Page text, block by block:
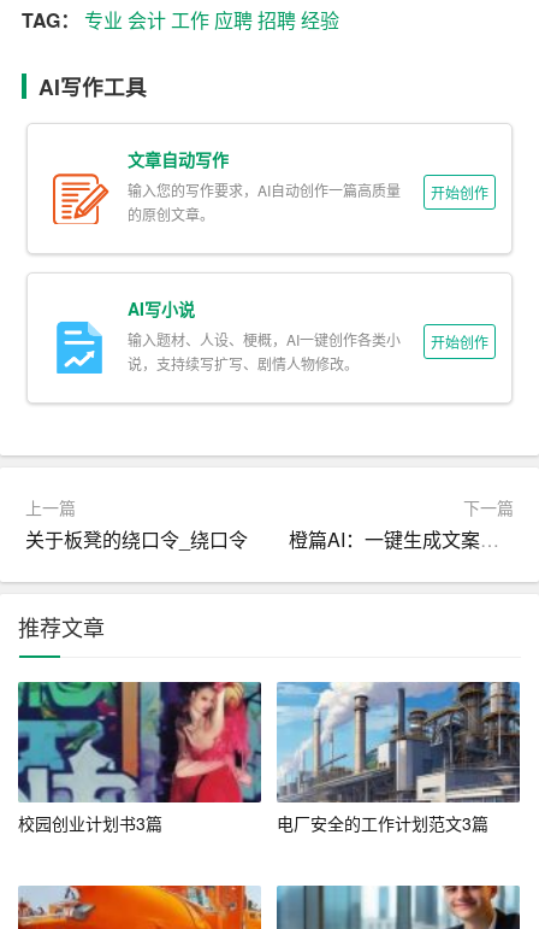
– 主体：详细阐述自己的专业背景、工作经验和相关技
– 结尾：表达对岗位的渴望，并感谢招聘方的阅读。
二、开头：简洁明了，直击要点
1. 自我介绍
在开头部分，简要介绍自己的基本信息，如姓名、学历和
专业。例如：“您好，我叫张三，毕业于XX大学会计学专
业，拥有XX年的会计工作经验。”
趣，特此致信表达我的应聘意愿。”
1. 专业背景
详细介绍你的教育背景和专业课程，突出与会计岗位相关
的知识和技能。例如：“在大学期间，我系统学习了财务会
计、管理会计、税法等课程，并取得了优异的成绩。”
2. 工作经验
列举你在会计领域的具体工作经验，重点描述你在工作中
间，我负责编制月度财务报表，优化了财务流程，提高了
TAG： 专业 会计工作 应聘招聘经验
AI写作工具
文章自动写作
输入您的写作要求，AI自动创作一篇高质量
的原创文章。
开始创作
AI写小说
输入题材、人设、梗概，AI一键创作各类小
说，支持续写扩写、剧情人物修改。
开始创作
上一篇
关于板凳的绕口令_绕口令
下一篇
橙篇AI：一键生成文案文章，告别手工撰写，提升工作效率！
推荐文章
校园创业计划书3篇 电厂安全的工作计划范文3篇